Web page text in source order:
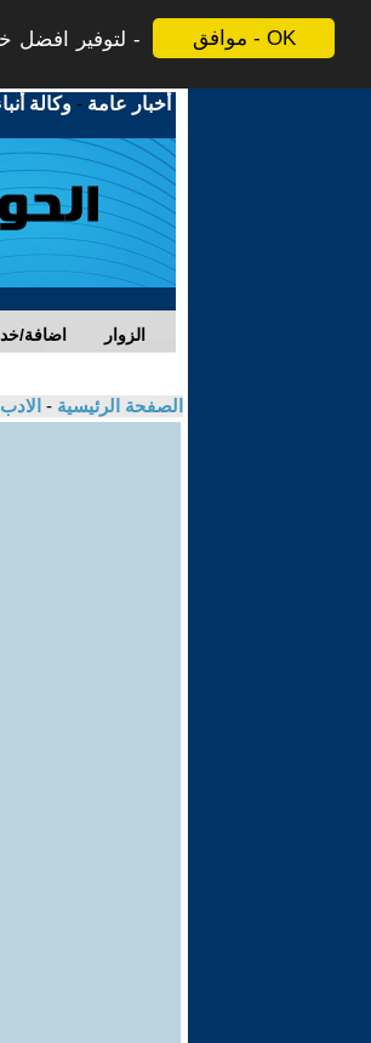
موافق - OK
لتوفير افضل
أخبار عامة -وكالة
اضافة/ الزوار
الصفحة الرئيسية -